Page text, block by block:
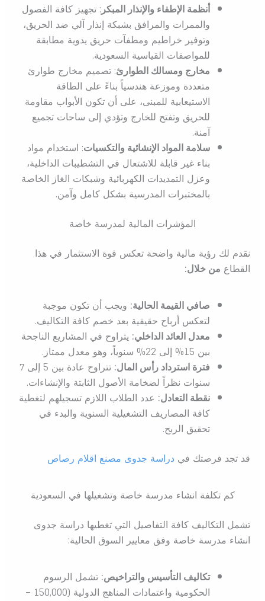
أنظمة الإطفاء والإنذار المبكر: تجهيز كافة الفصول
والممرات والمرافق بشبكة إنذار آلي ضد الحريق،
وتوفير خراطيم ومطفآت حريق يدوية مطابقة
للمواصفات القياسية السعودية.
مخارج ومسالك الطوارئ: تصميم مخارج طوارئ
متعددة وموزعة هندسياً بناءً على الطاقة
الاستيعابية للمبنى، على أن تكون الأبواب مقاومة
للحريق وتفتح للخارج وتؤدي إلى ساحات تجميع
آمنة.
سلامة المواد الإنشائية والتكسيات: استخدام مواد
بناء غير قابلة للاشتعال في التشطيبات الداخلية،
وعزل التمديدات الكهربائية وشبكات الغاز الخاصة
بالمختبرات المدرسية بشكل كامل وآمن.
المؤشرات المالية لمدرسة خاصة
نقدم لك رؤية مالية واضحة تعكس قوة الاستثمار في هذا
القطاع من خلال:
صافي القيمة الحالية:ويجب أن تكون موجبة
لتعكس أرباح حقيقية بعد خصم كافة التكاليف.
معدل العائد الداخلي:يتراوح في المشاريع الناجحة
بين 15% إلى 22% سنوياً، وهو معدل ممتاز.
فترة استرداد رأس المال:
تتراوح عادة بين 5 إلى 7
سنوات نظراً لضخامة الأصول الثابتة والإنشاءات.
نقطة التعادل:عدد الطلاب اللازم تسجيلهم لتغطية
كافة المصاريف التشغيلية السنوية والبدء في
تحقيق الربح.
قد تجد فرصتك في دراسة جدوى مصنع اقلام رصاص
كم تكلفة انشاء مدرسة خاصة وتشغيلها في السعودية
تشمل التكاليف كافة التفاصيل التي تغطيها دراسة جدوى
انشاء مدرسة خاصة وفق معايير السوق الحالية:
تكاليف التأسيس والتراخيص:تشمل الرسوم
الحكومية واعتمادات المناهج الدولية (150,000 –